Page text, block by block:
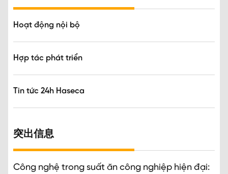
Hoạt động nội bộ
Hợp tác phát triển
Tin tức 24h Haseca
突出信息
Công nghệ trong suất ăn công nghiệp hiện đại: